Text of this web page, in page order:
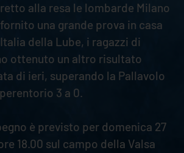
alla resa le lombarde Milano
una grande prova in casa
della Lube, i ragazzi di
ottenuto un altro risultato
di ieri, superando la Pallavolo
3 a 0.
è previsto per domenica 27
18.00 sul campo della Valsa